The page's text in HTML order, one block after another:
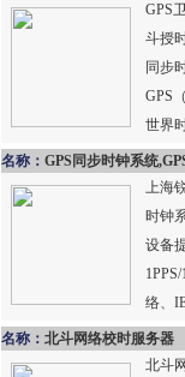
GPS
斗授
同步
GPS
世界
名称： GPS同步时钟系统,GPS标准同步时钟
上海
时钟
设备
络、
标...
名称： 北斗网络校时服务器
北斗